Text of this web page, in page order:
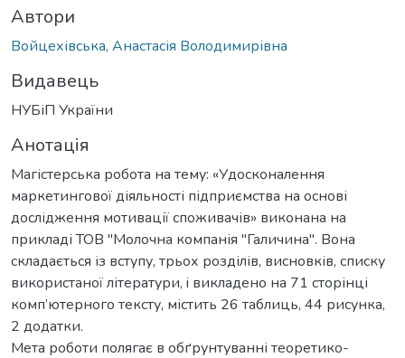
Автори
Войцехівська, Анастасія Володимирівна
Видавець
НУБіП України
Анотація
Магістерська робота на тему: «Удосконалення
маркетингової діяльності підприємства на основі
дослідження мотивації споживачів» виконана на
прикладі ТОВ "Молочна компанія "Галичина". Вона
складається із вступу, трьох розділів, висновків, списку
використаної літератури, i викладено на 71 сторінці
комп’ютерного тексту, містить 26 таблиць, 44 риcунка,
2 додатки.
Мета роботи полягає в обґрунтуванні теоретико-